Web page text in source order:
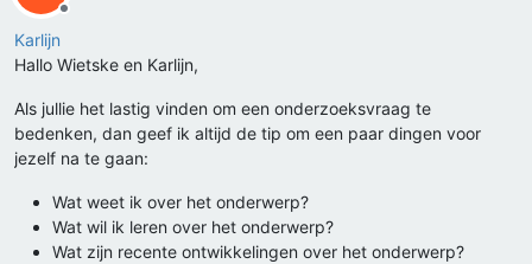
Offline
Karlijn
Hallo Wietske en Karlijn,
Als jullie het lastig vinden om een onderzoeksvraag te
bedenken, dan geef ik altijd de tip om een paar dingen voor
jezelf na te gaan:
Wat weet ik over het onderwerp?
Wat wil ik leren over het onderwerp?
Wat zijn recente ontwikkelingen over het onderwerp?